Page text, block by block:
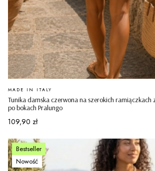
Tunika damska czerwona na szerokich ramiączkach
po bokach Pralungo
PRODUCENT
MADE IN ITALY
Cena
109,90 zł
Bestseller
Nowość